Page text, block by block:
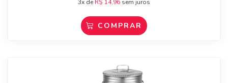
3x de R$ 14,96 sem juros
COMPRAR